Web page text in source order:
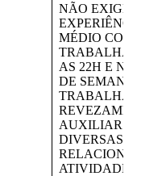
NÃO EXIGE
EXPERIÊNCIA;
MÉDIO
TRABALHAR DE
AS 22H E NOS
DE SEMANA
TRABALHA POR
REVEZAMENTO.
AUXILIAR NAS
DIVERSAS
ATIVIDADES DO